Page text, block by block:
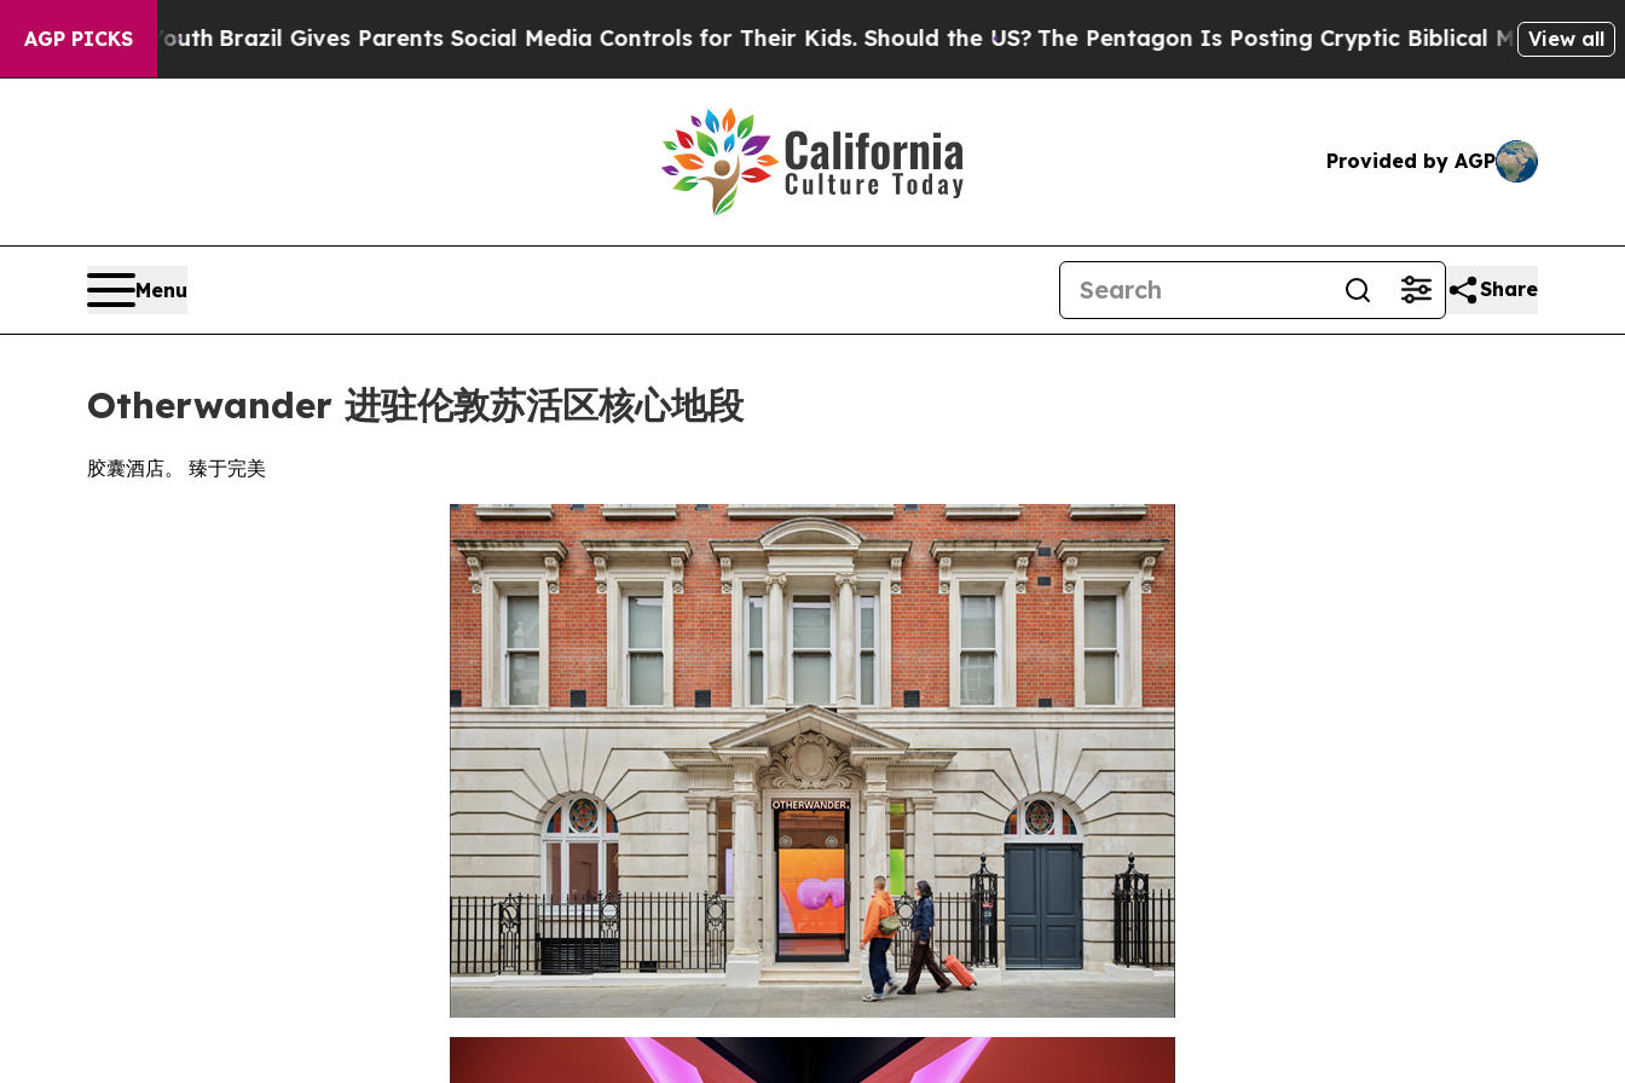
AGP PICKS
Brazil Gives Parents Social Media Controls for Their Kids. Should the US?The Pentagon Is Posting Cryptic Biblical Messages on Social Media
View all
Provided by AGP
Menu Share
Otherwander 进驻伦敦苏活区核心地段
胶囊酒店。 臻于完美